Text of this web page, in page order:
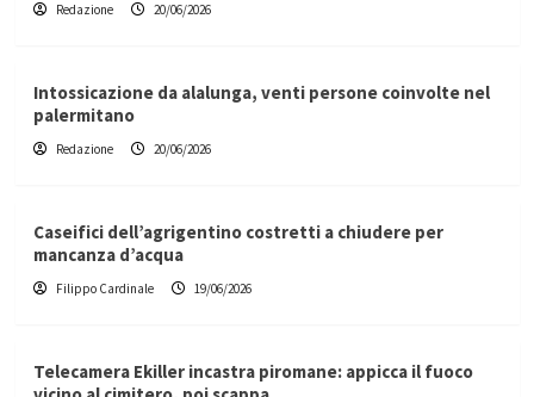
Redazione 20/06/2026
Intossicazione da alalunga, venti persone coinvolte nel
palermitano
Redazione 20/06/2026
Caseifici dell’agrigentino costretti a chiudere per
mancanza d’acqua
Filippo Cardinale 19/06/2026
Telecamera Ekiller incastra piromane: appicca il fuoco